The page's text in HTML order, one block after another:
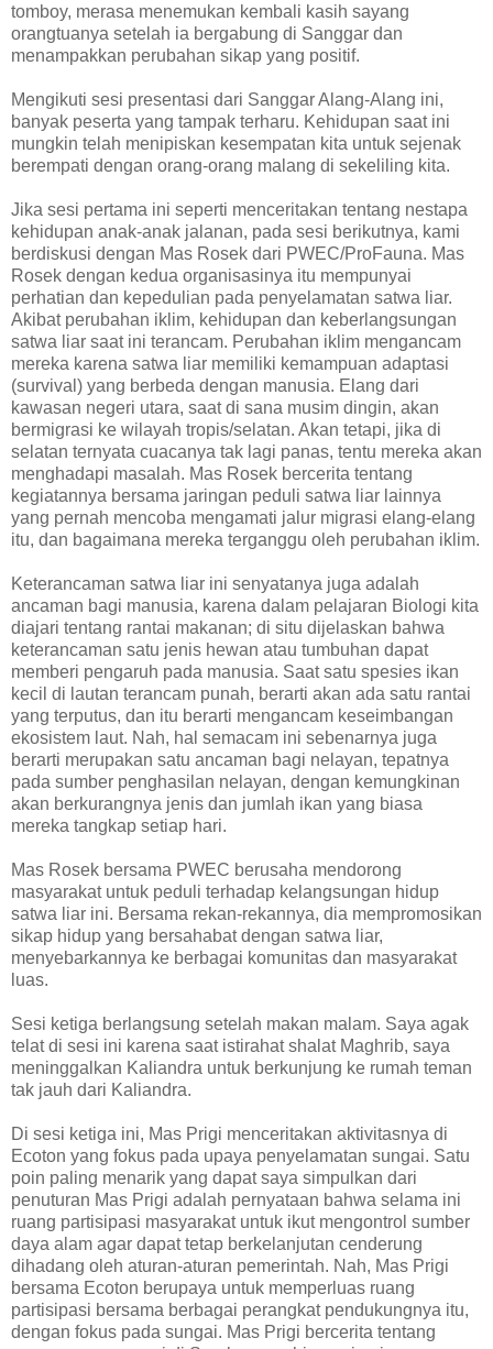
tomboy, merasa menemukan kembali kasih sayang
orangtuanya setelah ia bergabung di Sanggar dan
menampakkan perubahan sikap yang positif.
Mengikuti sesi presentasi dari Sanggar Alang-Alang ini,
banyak peserta yang tampak terharu. Kehidupan saat ini
mungkin telah menipiskan kesempatan kita untuk sejenak
berempati dengan orang-orang malang di sekeliling kita.
Jika sesi pertama ini seperti menceritakan tentang nestapa
kehidupan anak-anak jalanan, pada sesi berikutnya, kami
berdiskusi dengan Mas Rosek dari PWEC/ProFauna. Mas
Rosek dengan kedua organisasinya itu mempunyai
perhatian dan kepedulian pada penyelamatan satwa liar.
Akibat perubahan iklim, kehidupan dan keberlangsungan
satwa liar saat ini terancam. Perubahan iklim mengancam
mereka karena satwa liar memiliki kemampuan adaptasi
(survival) yang berbeda dengan manusia. Elang dari
kawasan negeri utara, saat di sana musim dingin, akan
bermigrasi ke wilayah tropis/selatan. Akan tetapi, jika di
selatan ternyata cuacanya tak lagi panas, tentu mereka akan
menghadapi masalah. Mas Rosek bercerita tentang
kegiatannya bersama jaringan peduli satwa liar lainnya
yang pernah mencoba mengamati jalur migrasi elang-elang
itu, dan bagaimana mereka terganggu oleh perubahan iklim.
Keterancaman satwa liar ini senyatanya juga adalah
ancaman bagi manusia, karena dalam pelajaran Biologi kita
diajari tentang rantai makanan; di situ dijelaskan bahwa
keterancaman satu jenis hewan atau tumbuhan dapat
memberi pengaruh pada manusia. Saat satu spesies ikan
kecil di lautan terancam punah, berarti akan ada satu rantai
yang terputus, dan itu berarti mengancam keseimbangan
ekosistem laut. Nah, hal semacam ini sebenarnya juga
berarti merupakan satu ancaman bagi nelayan, tepatnya
pada sumber penghasilan nelayan, dengan kemungkinan
akan berkurangnya jenis dan jumlah ikan yang biasa
mereka tangkap setiap hari.
Mas Rosek bersama PWEC berusaha mendorong
masyarakat untuk peduli terhadap kelangsungan hidup
satwa liar ini. Bersama rekan-rekannya, dia mempromosikan
sikap hidup yang bersahabat dengan satwa liar,
menyebarkannya ke berbagai komunitas dan masyarakat
luas.
Sesi ketiga berlangsung setelah makan malam. Saya agak
telat di sesi ini karena saat istirahat shalat Maghrib, saya
meninggalkan Kaliandra untuk berkunjung ke rumah teman
tak jauh dari Kaliandra.
Di sesi ketiga ini, Mas Prigi menceritakan aktivitasnya di
Ecoton yang fokus pada upaya penyelamatan sungai. Satu
poin paling menarik yang dapat saya simpulkan dari
penuturan Mas Prigi adalah pernyataan bahwa selama ini
ruang partisipasi masyarakat untuk ikut mengontrol sumber
daya alam agar dapat tetap berkelanjutan cenderung
dihadang oleh aturan-aturan pemerintah. Nah, Mas Prigi
bersama Ecoton berupaya untuk memperluas ruang
partisipasi bersama berbagai perangkat pendukungnya itu,
dengan fokus pada sungai. Mas Prigi bercerita tentang